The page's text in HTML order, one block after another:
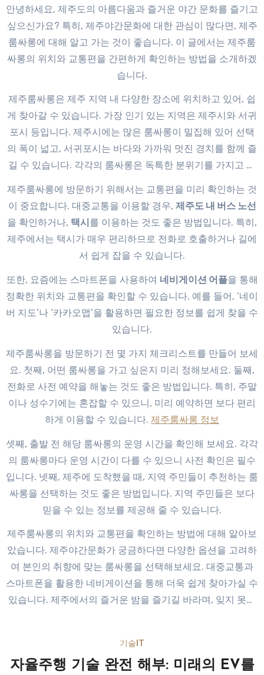
안녕하세요, 제주도의 아름다움과 즐거운 야간 문화를 즐기고
싶으신가요? 특히, 제주야간문화에 대한 관심이 많다면, 제주
룸싸롱에 대해 알고 가는 것이 좋습니다. 이 글에서는 제주룸
싸롱의 위치와 교통편을 간편하게 확인하는 방법을 소개하겠
습니다.
제주룸싸롱은 제주 지역 내 다양한 장소에 위치하고 있어, 쉽
게 찾아갈 수 있습니다. 가장 인기 있는 지역은 제주시와 서귀
포시 등입니다. 제주시에는 많은 룸싸롱이 밀집해 있어 선택
의 폭이 넓고, 서귀포시는 바다와 가까워 멋진 경치를 함께 즐
길 수 있습니다. 각각의 룸싸롱은 독특한 분위기를 가지고 있
제주룸싸롱에 방문하기 위해서는 교통편을 미리 확인하는 것
이 중요합니다. 대중교통을 이용할 경우, 제주도 내 버스 노선
을 확인하거나, 택시 를 이용하는 것도 좋은 방법입니다. 특히,
제주에서는 택시가 매우 편리하므로 전화로 호출하거나 길에
서 쉽게 잡을 수 있습니다.
또한, 요즘에는 스마트폰을 사용하여 네비게이션 어플을 통해
정확한 위치와 교통편을 확인할 수 있습니다. 예를 들어, ‘네이
버 지도’나 ‘카카오맵’을 활용하면 필요한 정보를 쉽게 찾을 수
있습니다.
제주룸싸롱을 방문하기 전 몇 가지 체크리스트를 만들어 보세
요. 첫째, 어떤 룸싸롱을 가고 싶은지 미리 정해보세요. 둘째,
전화로 사전 예약을 해놓는 것도 좋은 방법입니다. 특히, 주말
이나 성수기에는 혼잡할 수 있으니, 미리 예약하면 보다 편리
하게 이용할 수 있습니다. 제주룸싸롱 정보
셋째, 출발 전 해당 룸싸롱의 운영 시간을 확인해 보세요. 각각
의 룸싸롱마다 운영 시간이 다를 수 있으니 사전 확인은 필수
입니다. 넷째, 제주에 도착했을 때, 지역 주민들이 추천하는 룸
싸롱을 선택하는 것도 좋은 방법입니다. 지역 주민들은 보다
믿을 수 있는 정보를 제공해 줄 수 있습니다.
제주룸싸롱의 위치와 교통편을 확인하는 방법에 대해 알아보
았습니다. 제주야간문화가 궁금하다면 다양한 옵션을 고려하
여 본인의 취향에 맞는 룸싸롱을 선택해보세요. 대중교통과
스마트폰을 활용한 네비게이션을 통해 더욱 쉽게 찾아가실 수
있습니다. 제주에서의 즐거운 밤을 즐기길 바라며, 잊지 못할
기술IT
자율주행 기술 완전 해부: 미래의 EV를